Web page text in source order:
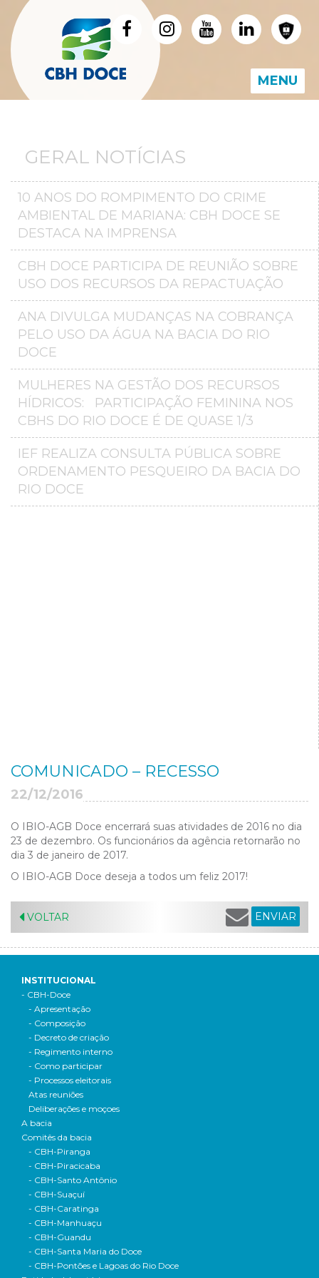
MENU
GERAL NOTÍCIAS
10 ANOS DO ROMPIMENTO DO CRIME
AMBIENTAL DE MARIANA: CBH DOCE SE
DESTACA NA IMPRENSA
CBH DOCE PARTICIPA DE REUNIÃO SOBRE
USO DOS RECURSOS DA REPACTUAÇÃO
ANA DIVULGA MUDANÇAS NA COBRANÇA
PELO USO DA ÁGUA NA BACIA DO RIO
DOCE
MULHERES NA GESTÃO DOS RECURSOS
HÍDRICOS: PARTICIPAÇÃO FEMININA NOS
CBHS DO RIO DOCE É DE QUASE 1/3
IEF REALIZA CONSULTA PÚBLICA SOBRE
ORDENAMENTO PESQUEIRO DA BACIA DO
RIO DOCE
COMUNICADO – RECESSO
22/12/2016
O IBIO-AGB Doce encerrará suas atividades de 2016 no dia
23 de dezembro. Os funcionários da agência retornarão no
dia 3 de janeiro de 2017.
O IBIO-AGB Doce deseja a todos um feliz 2017!
VOLTAR ENVIAR
INSTITUCIONAL
- CBH-Doce
- Apresentação
- Composição
- Decreto de criação
- Regimento interno
- Como participar
- Processos eleitorais
Atas reuniões
Deliberações e moçoes
A bacia
Comitês da bacia
- CBH-Piranga
- CBH-Piracicaba
- CBH-Santo Antônio
- CBH-Suaçuí
- CBH-Caratinga
- CBH-Manhuaçu
- CBH-Guandu
- CBH-Santa Maria do Doce
- CBH-Pontões e Lagoas do Rio Doce